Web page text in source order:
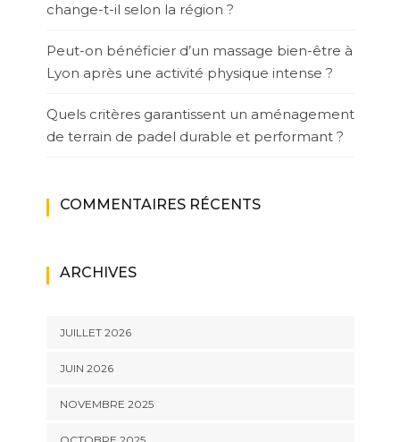
change-t-il selon la région ?
Peut-on bénéficier d’un massage bien-être à
Lyon après une activité physique intense ?
Quels critères garantissent un aménagement
de terrain de padel durable et performant ?
COMMENTAIRES RÉCENTS
ARCHIVES
JUILLET 2026
JUIN 2026
NOVEMBRE 2025